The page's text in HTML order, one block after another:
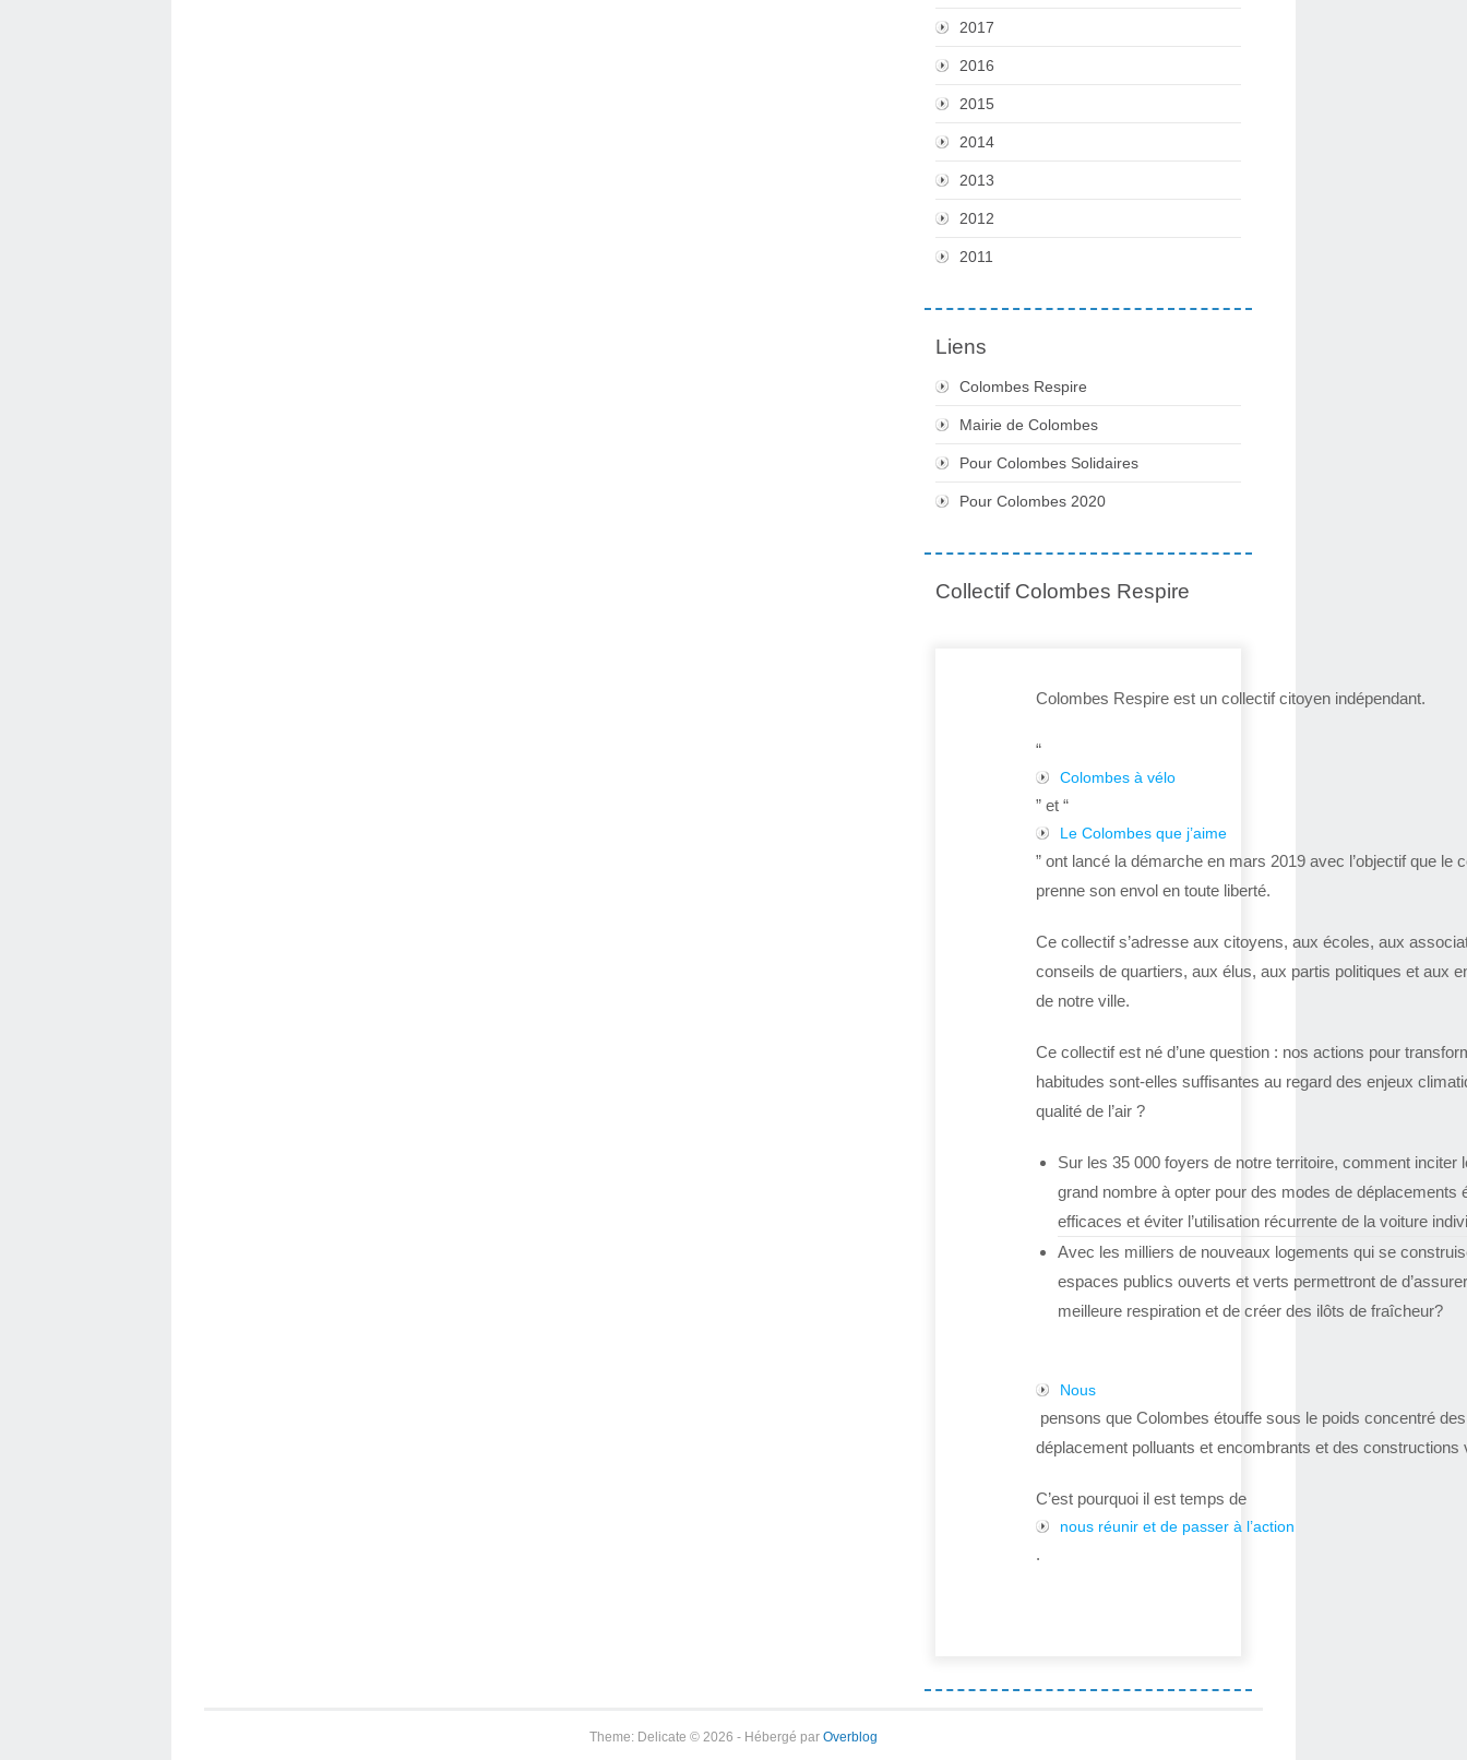
2017
2016
2015
2014
2013
2012
2011
Liens
Colombes Respire
Mairie de Colombes
Pour Colombes Solidaires
Pour Colombes 2020
Collectif Colombes Respire
Colombes Respire est un collectif citoyen indépendant.
“
Colombes à vélo
” et “
Le Colombes que j’aime
” ont lancé la démarche en mars 2019 avec l’objectif que le
prenne son envol en toute liberté.
Ce collectif s’adresse aux citoyens, aux écoles, aux
conseils de quartiers, aux élus, aux partis politiques et aux
de notre ville.
Ce collectif est né d’une question : nos actions pour
habitudes sont-elles suffisantes au regard des enjeux
qualité de l’air ?
Sur les 35 000 foyers de notre territoire, comment inciter
grand nombre à opter pour des modes de déplacements
efficaces et éviter l’utilisation récurrente de la voiture
Avec les milliers de nouveaux logements qui se
espaces publics ouverts et verts permettront de
meilleure respiration et de créer des ilôts de fraîcheur?
Nous
pensons que Colombes étouffe sous le poids concentré
déplacement polluants et encombrants et des constructions
C’est pourquoi il est temps de
nous réunir et de passer à l’action
.
Theme: Delicate © 2026 - Hébergé par Overblog